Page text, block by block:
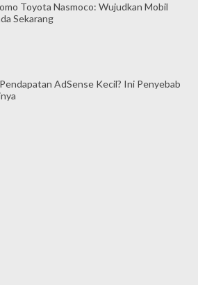
Toyota Nasmoco: Wujudkan Mobil
Sekarang
AdSense Kecil? Ini Penyebab